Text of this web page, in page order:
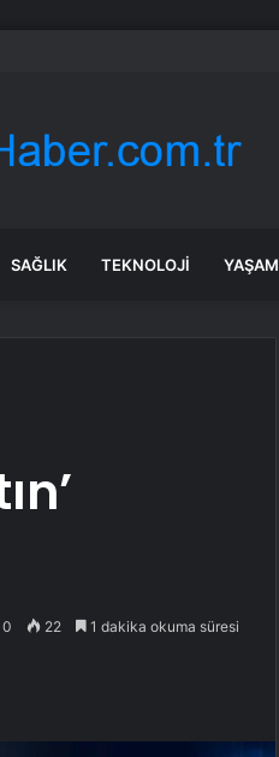
yükseldi
SAĞLIK TEKNOLOJI YAŞAM
0 22 1 dakika okuma süresi